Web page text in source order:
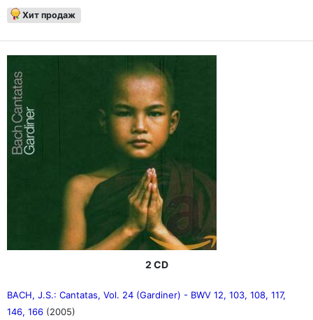
Хит продаж
2 CD
BACH, J.S.: Cantatas, Vol. 24 (Gardiner) - BWV 12, 103, 108, 117,
146, 166 (2005)